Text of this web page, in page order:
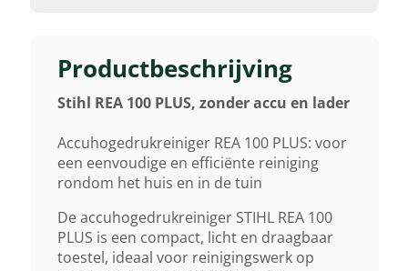
Productbeschrijving
Stihl REA 100 PLUS, zonder accu en lader
Accuhogedrukreiniger REA 100 PLUS: voor
een eenvoudige en efficiënte reiniging
rondom het huis en in de tuin
De accuhogedrukreiniger STIHL REA 100
PLUS is een compact, licht en draagbaar
toestel, ideaal voor reinigingswerk op
AK 30 S
Werkdruk
125 Bar
Max. Druk
150 Bar